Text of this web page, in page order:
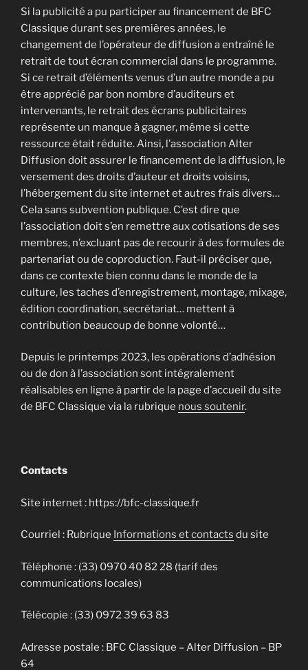
Si la publicité a pu participer au financement de BFC
Classique durant ses premières années, le
changement de l’opérateur de diffusion a entraîné le
retrait de tout écran commercial dans le programme.
Si ce retrait d’éléments venus d’un autre monde a pu
être apprécié par bon nombre d’auditeurs et
intervenants, le retrait des écrans publicitaires
représente un manque à gagner, même si cette
ressource était réduite. Ainsi, l’association Alter
Diffusion doit assurer le financement de la diffusion, le
versement des droits d’auteur et droits voisins,
l’hébergement du site internet et autres frais divers…
Cela sans subvention publique. C’est dire que
l’association doit s’en remettre aux cotisations de ses
membres, n’excluant pas de recourir à des formules de
partenariat ou de coproduction. Faut-il préciser que,
dans ce contexte bien connu dans le monde de la
culture, les taches d’enregistrement, montage, mixage,
édition coordination, secrétariat… mettent à
contribution beaucoup de bonne volonté…
Depuis le printemps 2023, les opérations d’adhésion
ou de don à l’association sont intégralement
réalisables en ligne à partir de la page d’accueil du site
de BFC Classique via la rubrique nous soutenir.
Contacts
Site internet : https://bfc-classique.fr
Courriel : Rubrique Informations et contacts du site
Téléphone : (33) 0970 40 82 28 (tarif des
communications locales)
Télécopie : (33) 0972 39 63 83
Adresse postale : BFC Classique – Alter Diffusion – BP
64